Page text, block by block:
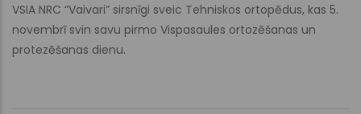
VSIA NRC “Vaivari” sirsnīgi sveic Tehniskos ortopēdus, kas 5.
novembrī svin savu pirmo Vispasaules ortozēšanas un
protezēšanas dienu.